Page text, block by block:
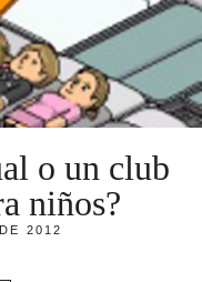
o un club
niños?
2012